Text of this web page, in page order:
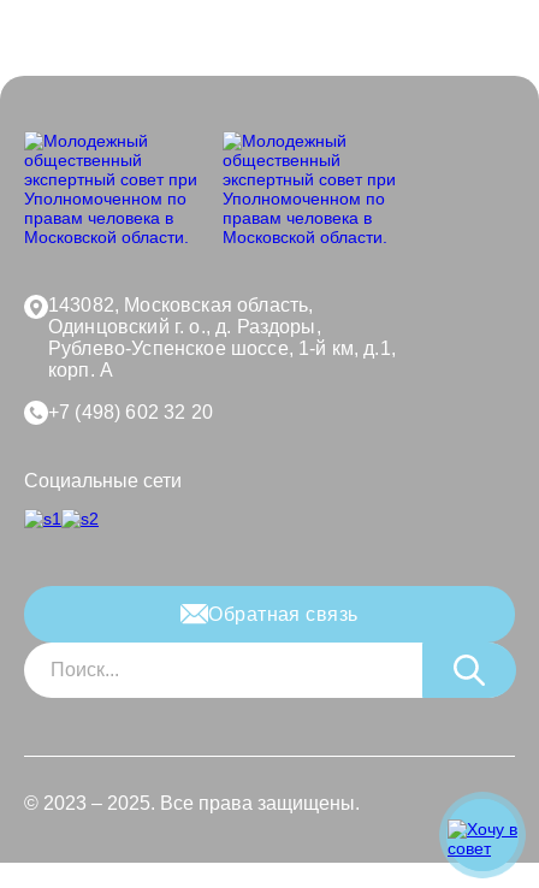
143082, Московская область,
Одинцовский г. о., д. Раздоры,
Рублево-Успенское шоссе, 1-й км, д.1,
корп. А
+7 (498) 602 32 20
Социальные сети
Обратная связь
© 2023 – 2025. Все права защищены.